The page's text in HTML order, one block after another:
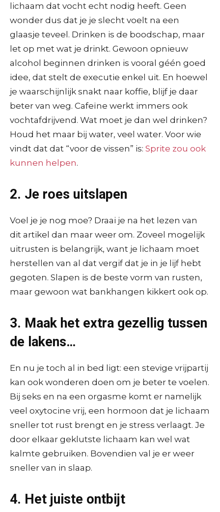
lichaam dat vocht echt nodig heeft. Geen
wonder dus dat je je slecht voelt na een
glaasje teveel. Drinken is de boodschap, maar
let op met wat je drinkt. Gewoon opnieuw
alcohol beginnen drinken is vooral géén goed
idee, dat stelt de executie enkel uit. En hoewel
je waarschijnlijk snakt naar koffie, blijf je daar
beter van weg. Cafeïne werkt immers ook
vochtafdrijvend. Wat moet je dan wel drinken?
Houd het maar bij water, veel water. Voor wie
vindt dat dat “voor de vissen” is: Sprite zou ook
kunnen helpen.
2. Je roes uitslapen
Voel je je nog moe? Draai je na het lezen van
dit artikel dan maar weer om. Zoveel mogelijk
uitrusten is belangrijk, want je lichaam moet
herstellen van al dat vergif dat je in je lijf hebt
gegoten. Slapen is de beste vorm van rusten,
maar gewoon wat bankhangen kikkert ook op.
3. Maak het extra gezellig tussen
de lakens…
En nu je toch al in bed ligt: een stevige vrijpartij
kan ook wonderen doen om je beter te voelen.
Bij seks en na een orgasme komt er namelijk
veel oxytocine vrij, een hormoon dat je lichaam
sneller tot rust brengt en je stress verlaagt. Je
door elkaar geklutste lichaam kan wel wat
kalmte gebruiken. Bovendien val je er weer
sneller van in slaap.
4. Het juiste ontbijt